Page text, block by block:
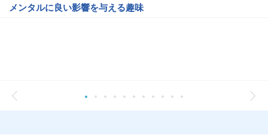
メンタルに良い影響を与える趣味